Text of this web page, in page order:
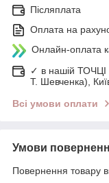
Післяплата
Оплата на
Онлайн-оплата
✓ в нашій ТОЧЦІ
Т. Шевченка),
Всі умови оплати
Умови
Повернення товару